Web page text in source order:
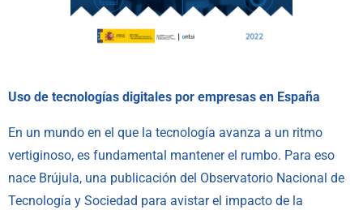
Uso de tecnologías digitales por empresas en España
En un mundo en el que la tecnología avanza a un ritmo
vertiginoso, es fundamental mantener el rumbo. Para eso
nace Brújula, una publicación del Observatorio Nacional de
Tecnología y Sociedad para avistar el impacto de la